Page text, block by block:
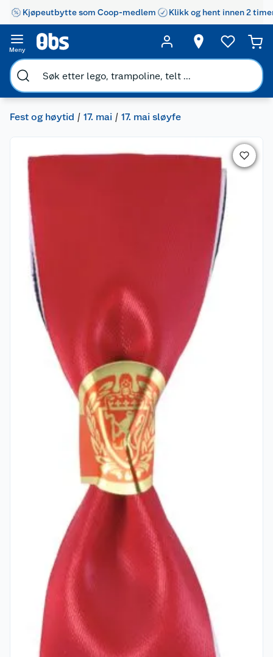
Kjøpeutbytte som Coop-medlem Klikk og hent innen 2
Meny
Fest og høytid 17. mai 17. mai sløyfe